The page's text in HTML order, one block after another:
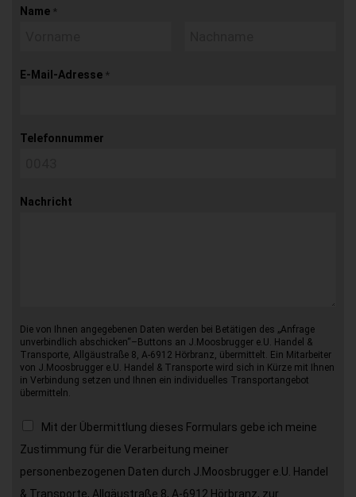
Name *
E-Mail-Adresse *
Telefonnummer
Nachricht
Die von Ihnen angegebenen Daten werden bei Betätigen des „Anfrage
unverbindlich abschicken“–Buttons an J.Moosbrugger e.U. Handel &
Transporte, Allgäustraße 8, A-6912 Hörbranz, übermittelt. Ein Mitarbeiter
von J.Moosbrugger e.U. Handel & Transporte wird sich in Kürze mit Ihnen
in Verbindung setzen und Ihnen ein individuelles Transportangebot
übermitteln.
Mit der Übermittlung dieses Formulars gebe ich meine
Zustimmung für die Verarbeitung meiner
personenbezogenen Daten durch J.Moosbrugger e.U. Handel
& Transporte, Allgäustraße 8, A-6912 Hörbranz, zur